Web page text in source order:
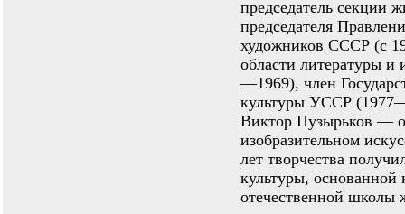
председатель секции
председателя
художников СССР (с
области литературы
—1969), член
культуры УССР
Виктор Пузырьков —
изобразительном
лет творчества
культуры, основанной
отечественной школы